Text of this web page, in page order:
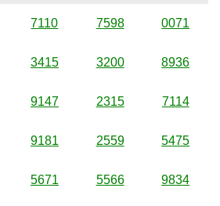
7110 7598 0071
3415 3200 8936
9147 2315 7114
9181 2559 5475
5671 5566 9834